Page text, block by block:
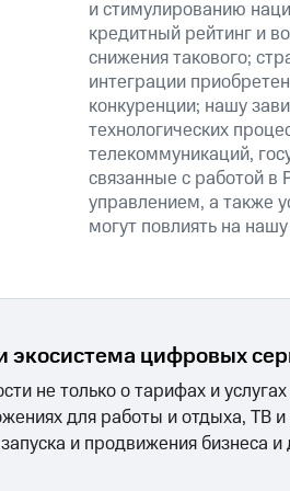
и стимулированию
кредитный рейтинг и
снижения такового;
интеграции
конкуренции; нашу
технологических
телекоммуникаций,
связанные с работой в
управлением, а также
могут повлиять на
экосистема цифровых
не только о тарифах и
для работы и отдыха, ТВ
и продвижения бизнеса